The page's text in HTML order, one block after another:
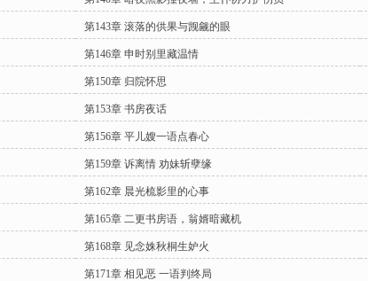
第143章 滚落的供果与觊觎的眼
第146章 申时别里藏温情
第150章 归院怀思
第153章 书房夜话
第156章 平儿嫂一语点春心
第159章 诉离情 劝妹斩孽缘
第162章 晨光梳影里的心事
第165章 二更书房语，翁婿暗藏机
第168章 见念姝秋桐生妒火
第171章 相见恶 一语判终局